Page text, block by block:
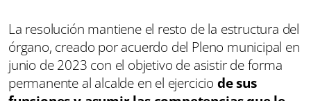
La resolución mantiene el resto de la estructura del
órgano, creado por acuerdo del Pleno municipal en
junio de 2023 con el objetivo de asistir de forma
permanente al alcalde en el ejercicio de sus